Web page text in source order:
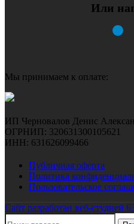
Или
Мы принимаем к оплате:
ИП Черновалов Денис
ОГРНИП: 320631300105621
ИНН: 631626099466
Публичная оферта
Политика
Пользовательское
Сайт разработан веб-студией